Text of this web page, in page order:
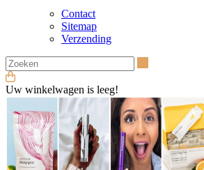
Contact
Sitemap
Verzending
Uw winkelwagen is leeg!